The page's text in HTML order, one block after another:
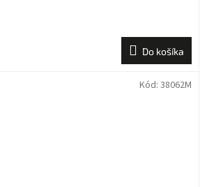
Do košíka
Kód: 38062M